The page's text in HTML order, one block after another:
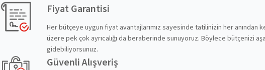
Fiyat Garantisi
Her bütçeye uygun fiyat avantajlarımız sayesinde tatilinizin her anından
üzere pek çok ayrıcalığı da beraberinde sunuyoruz. Böylece bütçenizi
gidebiliyorsunuz.
Güvenli Alışveriş